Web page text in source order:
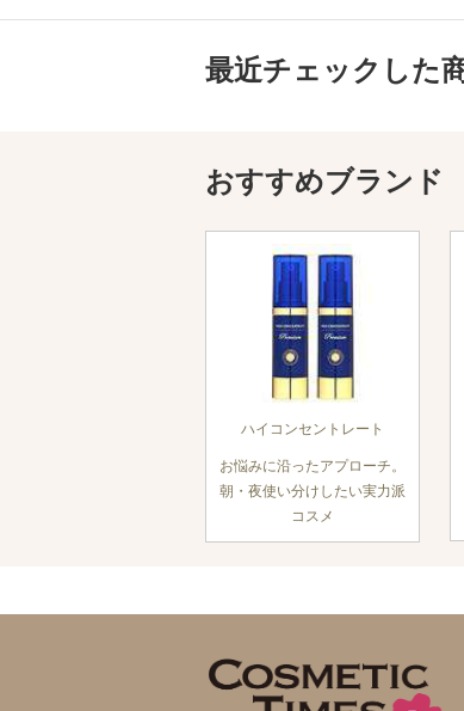
最近チェックした
おすすめブランド
ハイコンセントレート
お悩みに沿ったアプローチ。
朝・夜使い分けしたい実力派
コスメ